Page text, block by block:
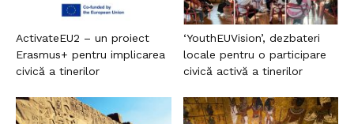
ActivateEU2 – un proiect
Erasmus+ pentru implicarea
civică a tinerilor
‘YouthEUVision’, dezbateri
locale pentru o participare
civică activă a tinerilor